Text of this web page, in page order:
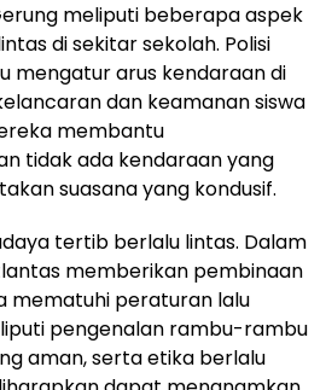
meliputi beberapa aspek
di sekitar sekolah. Polisi
mengatur arus kendaraan di
dan keamanan siswa
membantu
tidak ada kendaraan yang
suasana yang kondusif.
tertib berlalu lintas. Dalam
memberikan pembinaan
mematuhi peraturan lalu
pengenalan rambu-rambu
aman, serta etika berlalu